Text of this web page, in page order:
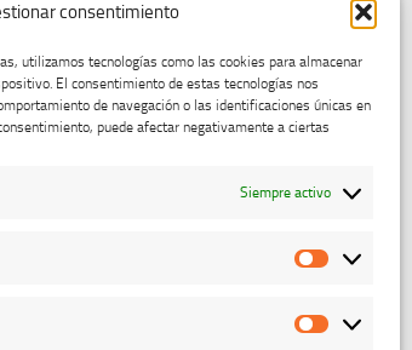
consentimiento
utilizamos tecnologías como las cookies para almacenar
El consentimiento de estas tecnologías nos
de navegación o las identificaciones únicas en
puede afectar negativamente a ciertas
Siempre activo
Marketing